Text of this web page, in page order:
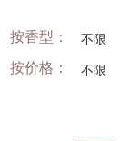
按香型： 不限
按价格： 不限